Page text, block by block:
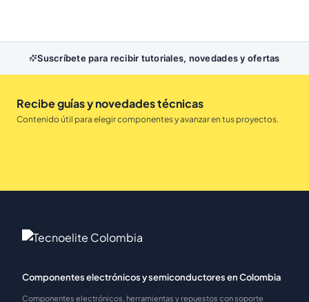
Suscríbete para recibir tutoriales, novedades y ofertas
Recibe guías y novedades técnicas
Contenido útil para elegir componentes y avanzar en tus proyectos.
Componentes electrónicos y semiconductores en Colombia
Componentes electrónicos, herramientas y repuestos con soporte